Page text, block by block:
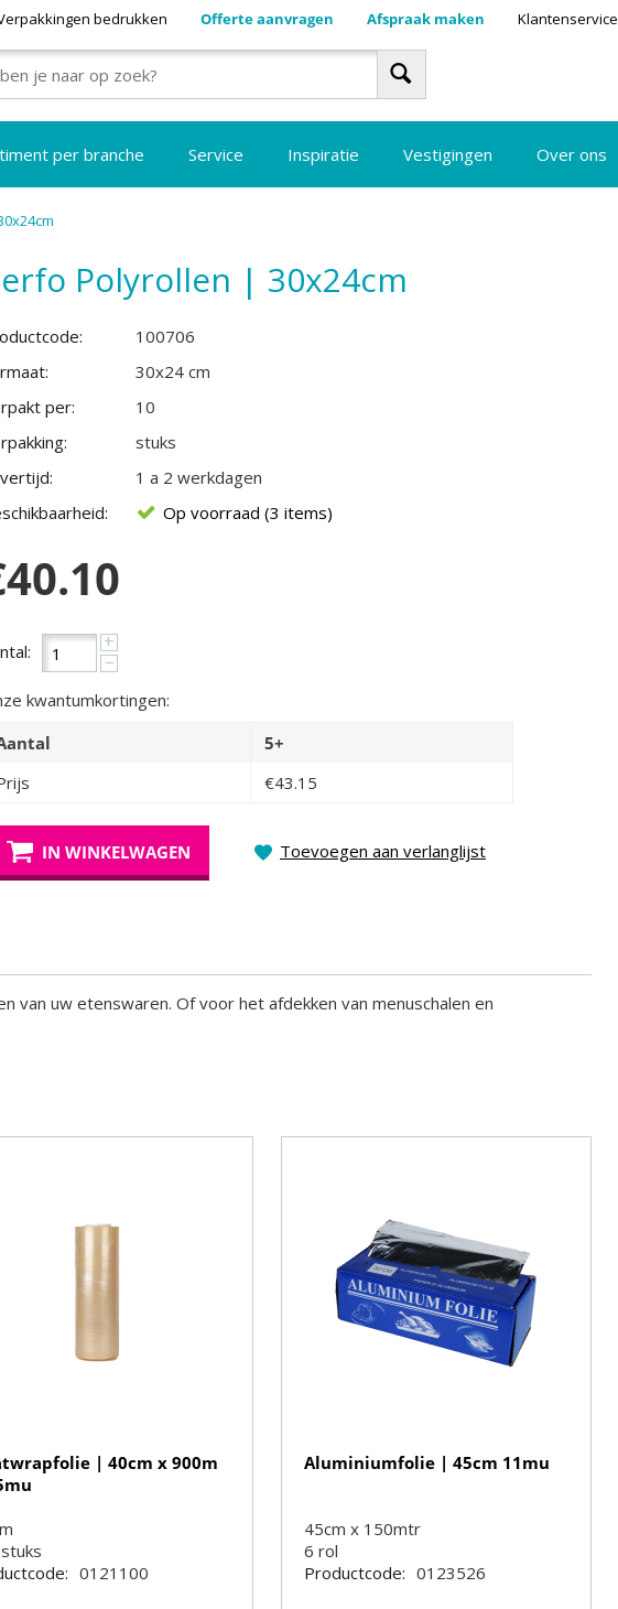
bedrukken Offerte aanvragen Afspraak maken Klantenservice
per branche Service Inspiratie Vestigingen Over ons
Polyrollen | 30x24cm
100706
30x24 cm
per:
10
stuks
1 a 2 werkdagen
Op voorraad (3 items)
40.10
+
−
kwantumkortingen:
5+
€43.15
IN WINKELWAGEN Toevoegen aan verlanglijst
van uw etenswaren. Of voor het afdekken van menuschalen en
| 40cm x 900m
stuks
0121100
Aluminiumfolie | 45cm 11mu
45cm x 150mtr
6rol
Productcode: 0123526